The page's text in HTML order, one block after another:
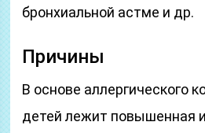
бронхиальной астме и др.
Причины
В основе аллергического
детей лежит повышенная